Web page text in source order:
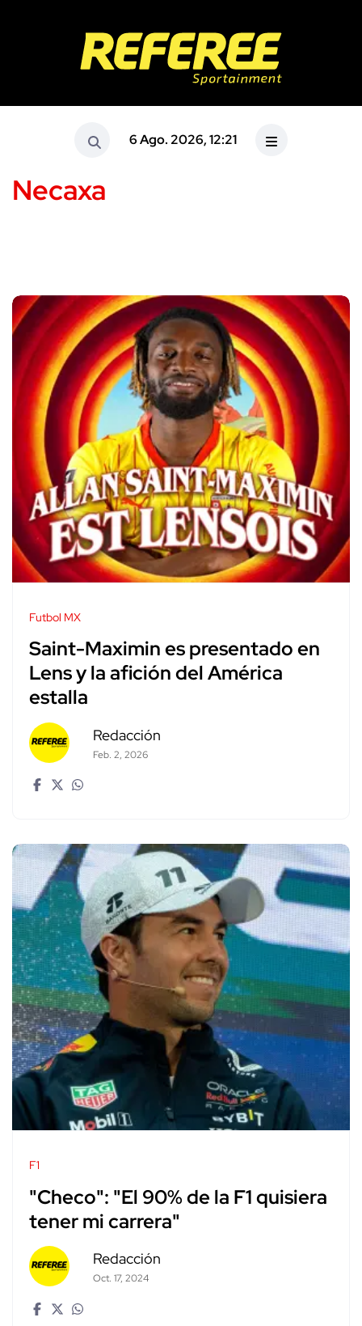
6 Ago. 2026, 12:21
Necaxa
Futbol MX
Saint-Maximin es presentado en
Lens y la afición del América
estalla
Redacción
Feb. 2, 2026
F1
"Checo": "El 90% de la F1 quisiera
tener mi carrera"
Redacción
Oct. 17, 2024